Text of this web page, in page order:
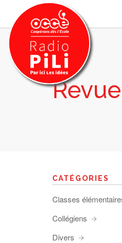
PRÉSENTATION
GRILLE DES PROGRAMMES
RECHERCHER
CATÉGORIES
Classes
Collégiens
Divers